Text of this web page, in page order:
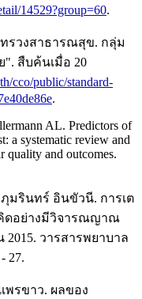
14529?group=60.
รวงสาธารณสุข. กลุ่ม
". สืบค้นเมื่อ 20
cco/public/standard-
.
AL. Predictors of
a systematic review and
quality and outcomes.
มรินทร์ อินขัวนี. การเต
ดอย่างมีวิจารณญาณ
วารสารพยาบาล
27.
พรขาว. ผลของ